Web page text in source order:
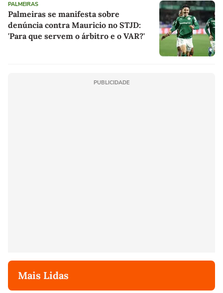
PALMEIRAS
Palmeiras se manifesta sobre
denúncia contra Mauricio no STJD:
'Para que servem o árbitro e o VAR?'
PUBLICIDADE
Mais Lidas